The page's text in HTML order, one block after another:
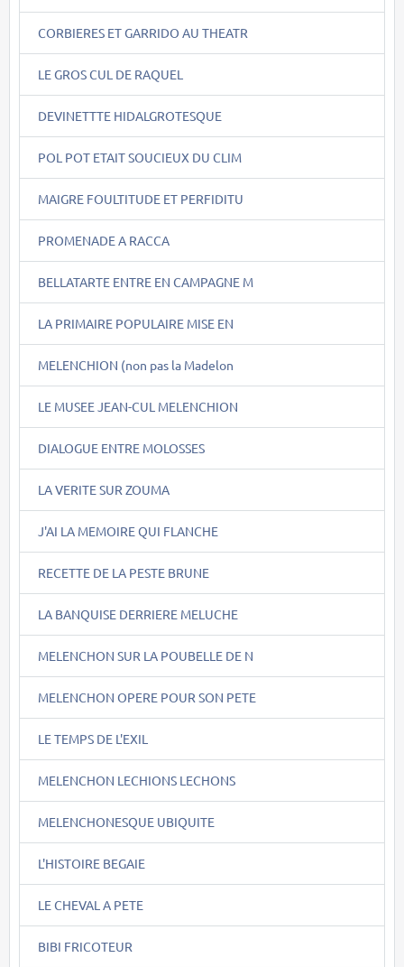
CORBIERES ET GARRIDO AU THEATR
LE GROS CUL DE RAQUEL
DEVINETTTE HIDALGROTESQUE
POL POT ETAIT SOUCIEUX DU CLIM
MAIGRE FOULTITUDE ET PERFIDITU
PROMENADE A RACCA
BELLATARTE ENTRE EN CAMPAGNE M
LA PRIMAIRE POPULAIRE MISE EN
MELENCHION (non pas la Madelon
LE MUSEE JEAN-CUL MELENCHION
DIALOGUE ENTRE MOLOSSES
LA VERITE SUR ZOUMA
J'AI LA MEMOIRE QUI FLANCHE
RECETTE DE LA PESTE BRUNE
LA BANQUISE DERRIERE MELUCHE
MELENCHON SUR LA POUBELLE DE N
MELENCHON OPERE POUR SON PETE
LE TEMPS DE L'EXIL
MELENCHON LECHIONS LECHONS
MELENCHONESQUE UBIQUITE
L'HISTOIRE BEGAIE
LE CHEVAL A PETE
BIBI FRICOTEUR